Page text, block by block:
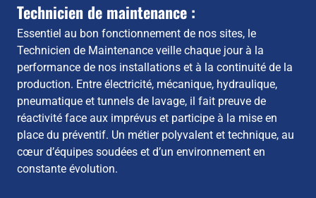
Technicien de maintenance :
Essentiel au bon fonctionnement de nos sites, le
Technicien de Maintenance veille chaque jour à la
performance de nos installations et à la continuité de la
production. Entre électricité, mécanique, hydraulique,
pneumatique et tunnels de lavage, il fait preuve de
réactivité face aux imprévus et participe à la mise en
place du préventif. Un métier polyvalent et technique, au
cœur d’équipes soudées et d’un environnement en
constante évolution.